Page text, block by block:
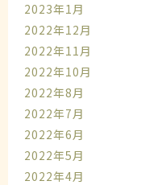
2023年1月
2022年12月
2022年11月
2022年10月
2022年8月
2022年7月
2022年6月
2022年5月
2022年4月